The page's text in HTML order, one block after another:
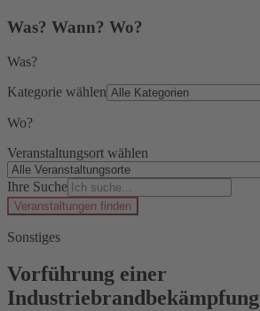
Was? Wann? Wo?
Was?
Kategorie wählen
Wo?
Veranstaltungsort wählen
Ihre Suche
Veranstaltungen finden
Sonstiges
Vorführung einer
Industriebrandbekämpfung